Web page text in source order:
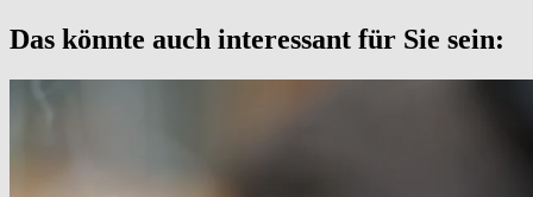
Das könnte auch interessant für Sie sein: